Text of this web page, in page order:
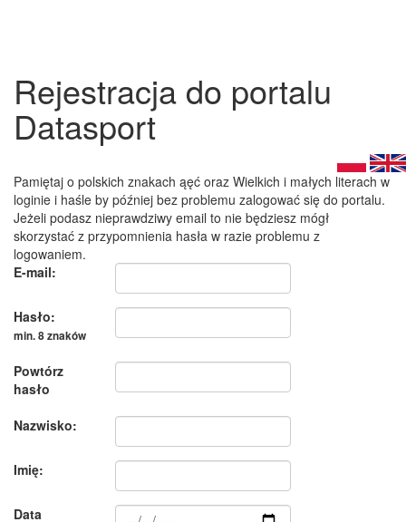
Rejestracja do portalu
Datasport
Pamiętaj o polskich znakach ąęć oraz Wielkich i małych literach w
loginie i haśle by później bez problemu zalogować się do portalu.
Jeżeli podasz nieprawdziwy email to nie będziesz mógł
skorzystać z przypomnienia hasła w razie problemu z
logowaniem.
E-mail:
Hasło:
min. 8 znaków
Powtórz
hasło
Nazwisko:
Imię:
Data